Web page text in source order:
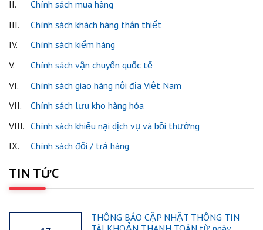
II.
Chính sách mua hàng
III.
Chính sách khách hàng thân thiết
IV.
Chính sách kiểm hàng
V.
Chính sách vận chuyển quốc tế
VI.
Chính sách giao hàng nội địa Việt Nam
VII.
Chính sách lưu kho hàng hóa
VIII. Chính sách khiếu nại dịch vụ và bồi thường
IX.
Chính sách đổi / trả hàng
TIN TỨC
THÔNG BÁO CẬP NHẬT THÔNG TIN